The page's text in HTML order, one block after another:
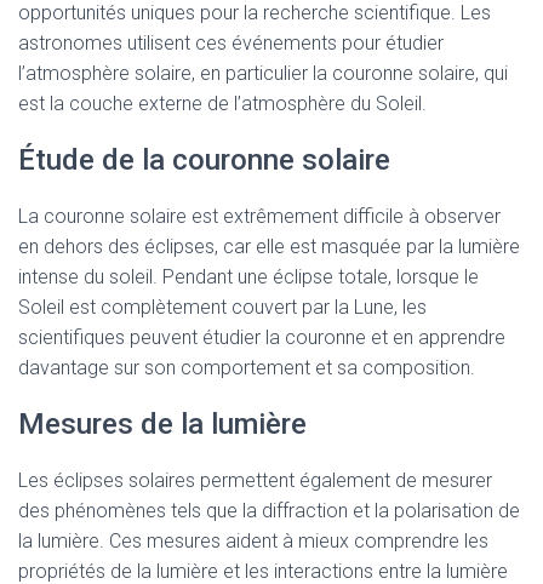
opportunités uniques pour la recherche scientifique. Les
astronomes utilisent ces événements pour étudier
l’atmosphère solaire, en particulier la couronne solaire, qui
est la couche externe de l’atmosphère du Soleil.
Étude de la couronne solaire
La couronne solaire est extrêmement difficile à observer
en dehors des éclipses, car elle est masquée par la lumière
intense du soleil. Pendant une éclipse totale, lorsque le
Soleil est complètement couvert par la Lune, les
scientifiques peuvent étudier la couronne et en apprendre
davantage sur son comportement et sa composition.
Mesures de la lumière
Les éclipses solaires permettent également de mesurer
des phénomènes tels que la diffraction et la polarisation de
la lumière. Ces mesures aident à mieux comprendre les
propriétés de la lumière et les interactions entre la lumière